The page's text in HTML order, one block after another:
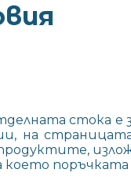
стока е
на
което